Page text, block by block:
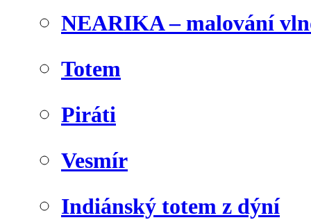
NEARIKA – malování
Totem
Piráti
Vesmír
Indiánský totem z dýní